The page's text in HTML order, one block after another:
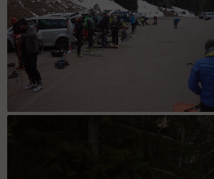
petit matin : effervecence sur le parking